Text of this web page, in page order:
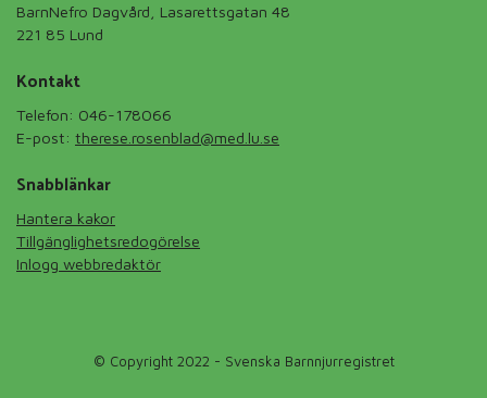
BarnNefro Dagvård, Lasarettsgatan 48
221 85 Lund
Kontakt
Telefon: 046-178066
E-post: therese.rosenblad@med.lu.se
Snabblänkar
Hantera kakor
Tillgänglighetsredogörelse
Inlogg webbredaktör
© Copyright 2022 - Svenska Barnnjurregistret